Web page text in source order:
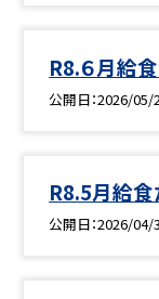
R8.６月給
公開日 2026/05/
R8.5月給食
公開日 2026/04/